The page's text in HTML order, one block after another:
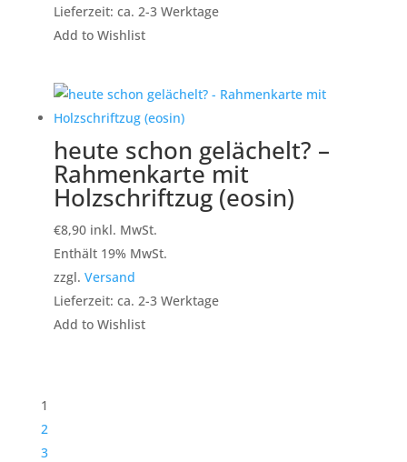
Lieferzeit: ca. 2-3 Werktage
Add to Wishlist
heute schon gelächelt? –
Rahmenkarte mit
Holzschriftzug (eosin)
€8,90 inkl. MwSt.
Enthält 19% MwSt.
zzgl. Versand
Lieferzeit: ca. 2-3 Werktage
Add to Wishlist
1
2
3